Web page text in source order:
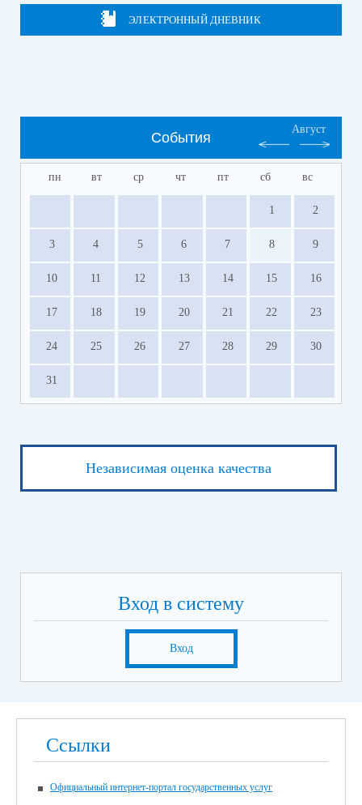
ЭЛЕКТРОННЫЙ ДНЕВНИК
События
Август
пн вт ср чт пт сб вс
1 2
3 4 5 6 7 8 9
10 11 12 13 14 15 16
17 18 19 20 21 22 23
24 25 26 27 28 29 30
31
Независимая оценка качества
Вход в систему
Вход
Ссылки
Официальный интернет-портал государственных услуг